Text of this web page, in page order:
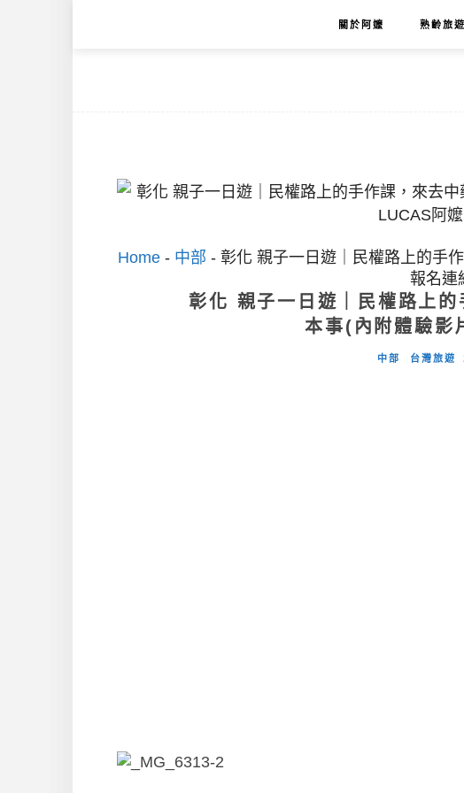
關於阿嬤 熟齡旅遊
Home- 中部 - 彰化 親子一日遊｜民權路上的手
報名連
彰化 親子一日遊｜民權路上
本事(內附體驗影
中部 台灣旅遊